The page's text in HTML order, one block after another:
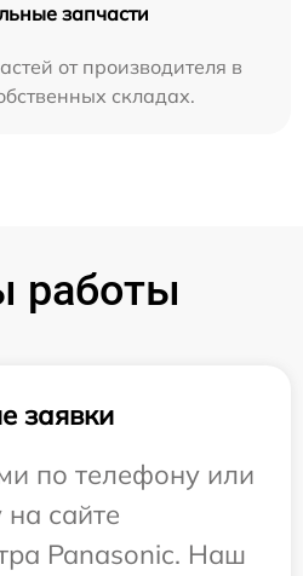
запчасти
от производителя в
складах.
работы
заявки
по телефону или
на сайте
Panasonic. Наш